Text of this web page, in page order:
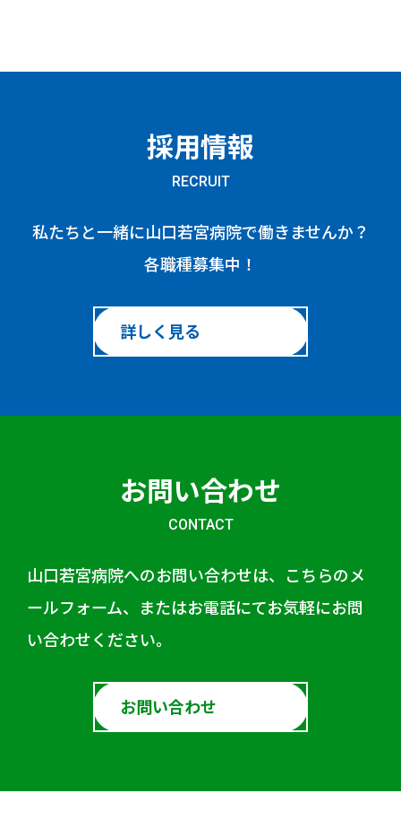
採用情報
RECRUIT
私たちと一緒に山口若宮病院で働きませんか？
各職種募集中！
詳しく見る
お問い合わせ
CONTACT
山口若宮病院へのお問い合わせは、こちらのメ
ールフォーム、またはお電話にてお気軽にお問
い合わせください。
お問い合わせ